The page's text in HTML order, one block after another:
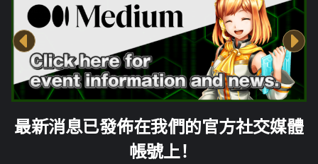
最新消息已發佈在我們的官方社交媒體
帳號上！